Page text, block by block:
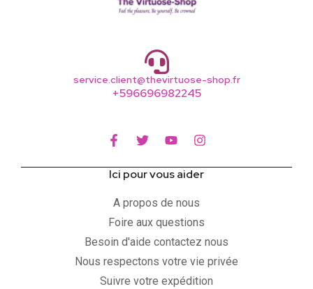
service.client@thevirtuose-shop.fr
+596696982245
Ici pour vous aider
A propos de nous
Foire aux questions
Besoin d'aide contactez nous
Nous respectons votre vie privée
Suivre votre expédition